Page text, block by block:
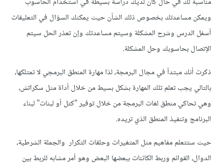
ويمكن مساعدتك بخصوص ذلك الشأن حيث يمكنك السؤال في التعليقات
أسفل الدرس وشرح المشكلة وسيتم مساعدتك وإن تعذر الحل سيتم
الإتصال بحاسوبك وحل المشكلة.
ذكرت أنك مبتدأ في مجال البرمجة، لذا مهارة المنطق البرمجي لا تمتلكها،
بالتالي يجب تعلم تلك المهارة بشكل بسيط من خلال أداة مثل سكراتش،
وهي تحاكي منطق لغات البرمجة من خلال توفير "كتل أو لبنات" لبناء
البرنامج وتنفيذ المنطق الذي تريده.
حيث ستتعلم مفاهيم مثل المتغيرات وحلقات التكرار والجملة الشرطية،
الدوال، القوائم وربط الكائنات ببعضها البعض وهو أمر مشابه للربط بين